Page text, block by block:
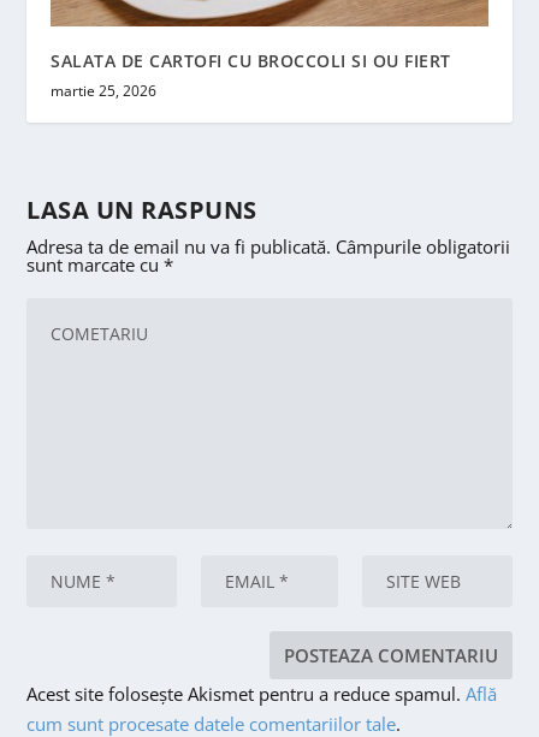
SALATA DE CARTOFI CU BROCCOLI SI OU FIERT
martie 25, 2026
LASA UN RASPUNS
Adresa ta de email nu va fi publicată. Câmpurile obligatorii
sunt marcate cu*
Acest site folosește Akismet pentru a reduce spamul.Află
cum sunt procesate datele comentariilor tale.